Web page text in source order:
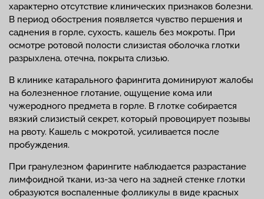
характерно отсутствие клинических признаков болезни.
В период обострения появляется чувство першения и
саднения в горле, сухость, кашель без мокроты. При
осмотре ротовой полости слизистая оболочка глотки
разрыхлена, отечна, покрыта слизью.
В клинике катарального фарингита доминируют жалобы
на болезненное глотание, ощущение кома или
чужеродного предмета в горле. В глотке собирается
вязкий слизистый секрет, который провоцирует позывы
на рвоту. Кашель с мокротой, усиливается после
пробуждения.
При гранулезном фарингите наблюдается разрастание
лимфоидной ткани, из-за чего на задней стенке глотки
образуются воспаленные фолликулы в виде красных